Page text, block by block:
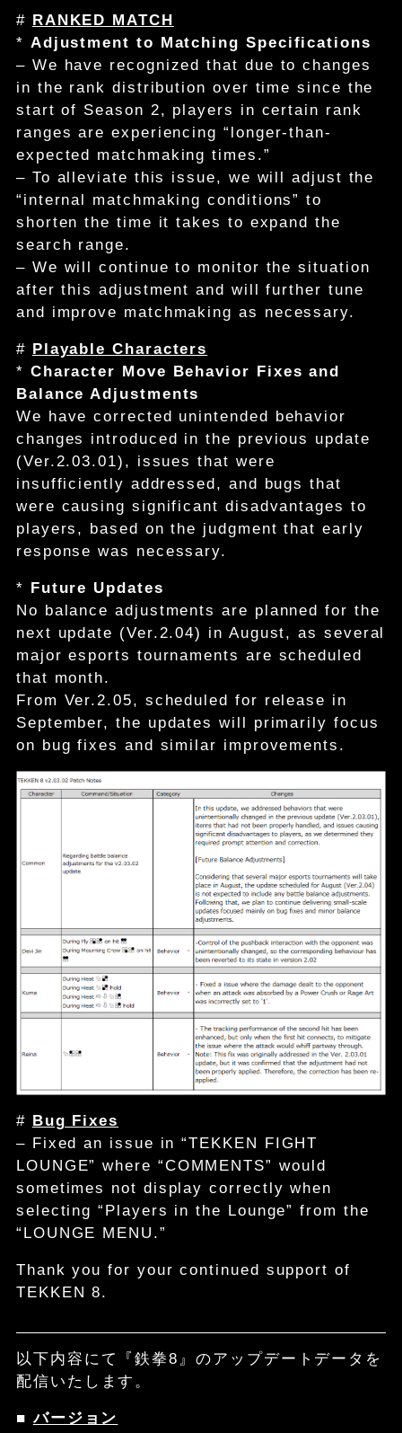
# RANKED MATCH
* Adjustment to Matching Specifications
– We have recognized that due to changes
in the rank distribution over time since the
start of Season 2, players in certain rank
ranges are experiencing “longer-than-
expected matchmaking times.”
– To alleviate this issue, we will adjust the
“internal matchmaking conditions” to
shorten the time it takes to expand the
search range.
– We will continue to monitor the situation
after this adjustment and will further tune
and improve matchmaking as necessary.
# Playable Characters
* Character Move Behavior Fixes and
Balance Adjustments
We have corrected unintended behavior
changes introduced in the previous update
(Ver.2.03.01), issues that were
insufficiently addressed, and bugs that
were causing significant disadvantages to
players, based on the judgment that early
response was necessary.
*
Future Updates
No balance adjustments are planned for the
next update (Ver.2.04) in August, as several
major esports tournaments are scheduled
that month.
From Ver.2.05, scheduled for release in
September, the updates will primarily focus
on bug fixes and similar improvements.
# Bug Fixes
– Fixed an issue in “TEKKEN FIGHT
LOUNGE” where “COMMENTS” would
sometimes not display correctly when
selecting “Players in the Lounge” from the
“LOUNGE MENU.”
Thank you for your continued support of
TEKKEN 8.
以下内容にて『鉄拳8』のアップデートデータを
配信いたします。
■バージョン